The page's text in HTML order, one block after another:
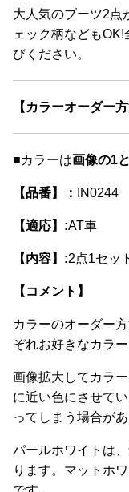
大人気のブーツ2点
ェック柄なども
びください。
【カラーオーダー
■カラーは画像の1
【品番】： IN0244
【適応】:AT車
【内容】:2点1セッ
【コメント】
カラーのオーダー
ぞれお好きなカラー
画像拡大してカラ
に近い色にさせて
ってしまう場合があ
パールホワイトは
ります。マットホ